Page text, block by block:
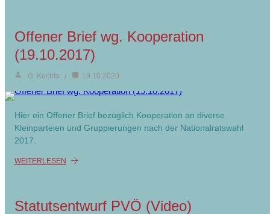
Offener Brief wg. Kooperation
(19.10.2017)
G. Kuchta 19.10.2020
Hier ein Offener Brief bezüglich Kooperation an diverse
Kleinparteien und Gruppierungen nach der Nationalratswahl
2017.
WEITERLESEN
Statutsentwurf PVÖ (Video)